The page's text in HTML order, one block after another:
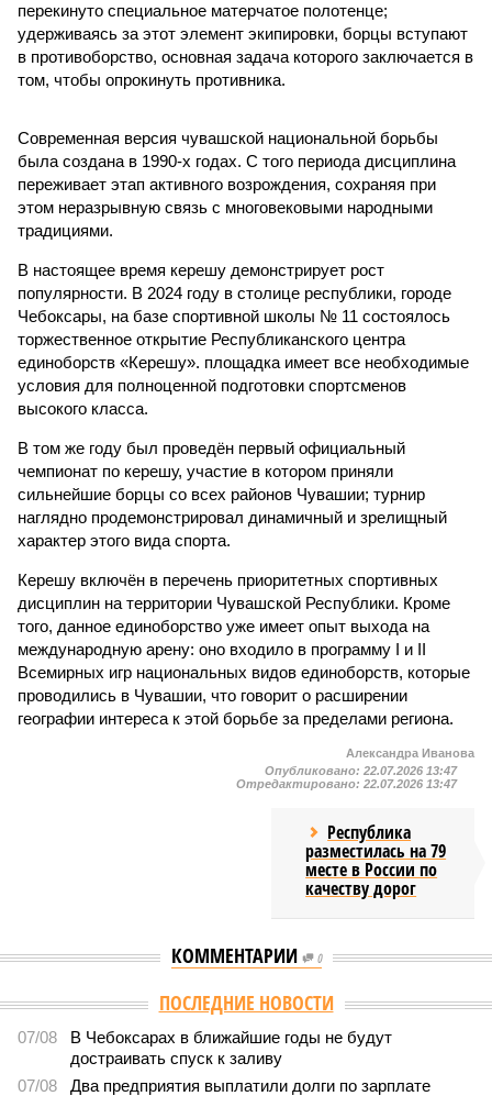
перекинуто специальное матерчатое полотенце;
удерживаясь за этот элемент экипировки, борцы вступают
в противоборство, основная задача которого заключается в
том, чтобы опрокинуть противника.
Современная версия чувашской национальной борьбы
была создана в 1990-х годах. С того периода дисциплина
переживает этап активного возрождения, сохраняя при
этом неразрывную связь с многовековыми народными
традициями.
В настоящее время керешу демонстрирует рост
популярности. В 2024 году в столице республики, городе
Чебоксары, на базе спортивной школы № 11 состоялось
торжественное открытие Республиканского центра
единоборств «Керешу». площадка имеет все необходимые
условия для полноценной подготовки спортсменов
высокого класса.
В том же году был проведён первый официальный
чемпионат по керешу, участие в котором приняли
сильнейшие борцы со всех районов Чувашии; турнир
наглядно продемонстрировал динамичный и зрелищный
характер этого вида спорта.
Керешу включён в перечень приоритетных спортивных
дисциплин на территории Чувашской Республики. Кроме
того, данное единоборство уже имеет опыт выхода на
международную арену: оно входило в программу I и II
Всемирных игр национальных видов единоборств, которые
проводились в Чувашии, что говорит о расширении
географии интереса к этой борьбе за пределами региона.
Александра Иванова
Опубликовано: 22.07.2026 13:47
Отредактировано: 22.07.2026 13:47
Республика
разместилась на 79
месте в России по
качеству дорог
КОММЕНТАРИИ 0
ПОСЛЕДНИЕ НОВОСТИ
07/08
В Чебоксарах в ближайшие годы не будут
достраивать спуск к заливу
07/08
Два предприятия выплатили долги по зарплате